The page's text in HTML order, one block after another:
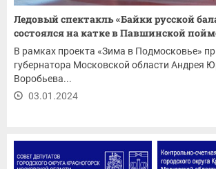
Ледовый спектакль «Байки русской
состоялся на катке в Павшинской
В рамках проекта «Зима в Подмосковье»
губернатора Московской области Андрея
Воробьева...
03.01.2024